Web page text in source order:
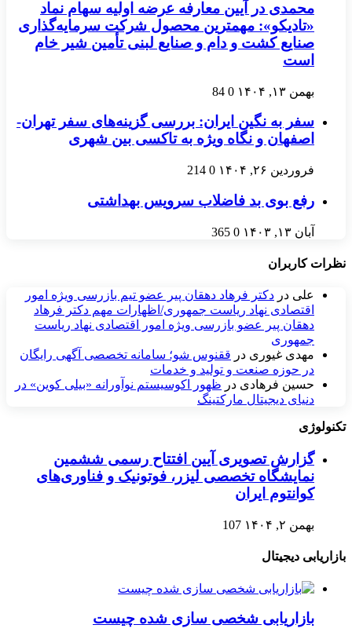
محمدی در آیین معارفه عرضه اولیه سهام نماد
«تادیکو»: مهمترین محصول شرکت سرمایه‌گذاری
صنایع کشت و دام و صنایع لبنی تأمین شیر خام
است
بهمن ۱۳, ۱۴۰۴ 0
84
سفر به نگین ایران: بررسی گزینه‌های سفر تهران-
اصفهان و نگاه ویژه به تاکسی بین شهری
فروردین ۲۶, ۱۴۰۴ 0
214
رفع بوی بد فاضلاب سرویس بهداشتی
آبان ۱۳, ۱۴۰۳ 0
365
نظرات کاربران
علی در دکتر فرهاد دهقان پیر عضو تيم بازرسی ويژه امور
اقتصادی نهاد رياست جمهوری/اظهارات مهم دکتر فرهاد
دهقان پیر عضو بازرسی ویژه امور اقتصادی نهاد ریاست
جمهوری
مهدی غیوری در ققنوس شو؛ سامانه تخصصی آگهی رایگان
در حوزه صنعت و تولید و خدمات
حسین فرهادی در ظهور اکوسیستم نوآورانه «بیلی کوین» در
دنیای دیجیتال مارکتینگ
تکنولوژی
گزارش تصویری آیین افتتاح رسمی ششمین
نمایشگاه تخصصی لیزر، فوتونیک و فناوری‌های
کوانتوم ایران
بهمن ۲, ۱۴۰۴ 107
بازاریابی دیجیتال
بازاریابی شخصی سازی شده چیست